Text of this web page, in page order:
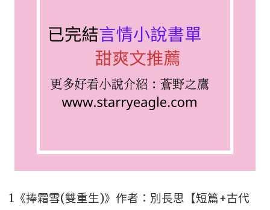
1《捧霜雪(雙重生)》作者：別長思【短篇+古代